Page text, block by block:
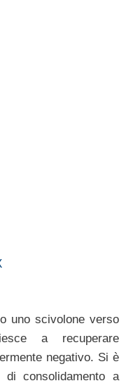
uno scivolone verso
a recuperare
negativo. Si è
consolidamento a